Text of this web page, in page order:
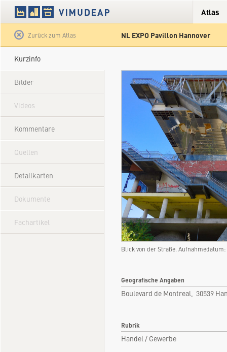
Atlas
Zurück zum Atlas NL EXPO Pavillon Hannover
Kurzinfo
Bilder
Videos
Kommentare
Quellen
Detailkarten
Dokumente
Fachartikel
Blick von der Straße.
Geografische Angaben
Boulevard de Montreal, 30539
Rubrik
Handel / Gewerbe
Satellit Hybrid Gelände Straße